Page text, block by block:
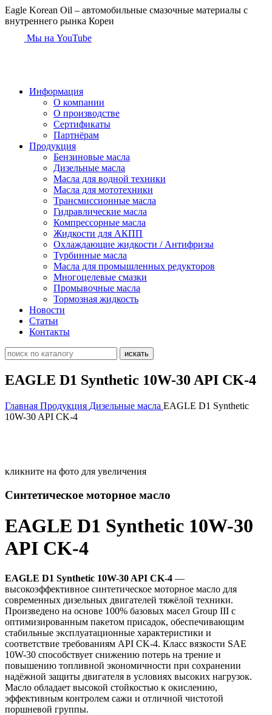
Eagle Korean Oil – автомобильные смазочные материалы с
внутреннего рынка Кореи
Мы на YouTube
Информация
О компании
О производстве
Сертификаты
Партнёрам
Продукция
Бензиновые масла
Дизельные масла
Масла для водной техники
Масла для мототехники
Трансмиссионные масла
Гидравлические масла
Компрессорные масла
Жидкости для АКПП
Охлаждающие жидкости / Антифризы
Турбинные масла
Масла для промышленных редукторов
Многоцелевые смазки
Промывочные масла
Тормозная жидкость
Новости
Статьи
Контакты
EAGLE D1 Synthetic 10W-30 API CK-4
Главная Продукция Дизельные масла EAGLE D1 Synthetic
10W-30 API CK-4
кликните на фото для увеличения
Синтетическое моторное масло
EAGLE D1 Synthetic 10W-30
API CK-4
EAGLE D1 Synthetic 10W-30 API CK-4 —
высокоэффективное синтетическое моторное масло для
современных дизельных двигателей тяжёлой техники.
Произведено на основе 100% базовых масел Group III с
оптимизированным пакетом присадок, обеспечивающим
стабильные эксплуатационные характеристики и
соответствие требованиям API CK-4. Класс вязкости SAE
10W-30 способствует снижению потерь на трение и
повышению топливной экономичности при сохранении
надёжной защиты двигателя в условиях высоких нагрузок.
Масло обладает высокой стойкостью к окислению,
эффективным контролем сажи и отличной чистотой
поршневой группы.